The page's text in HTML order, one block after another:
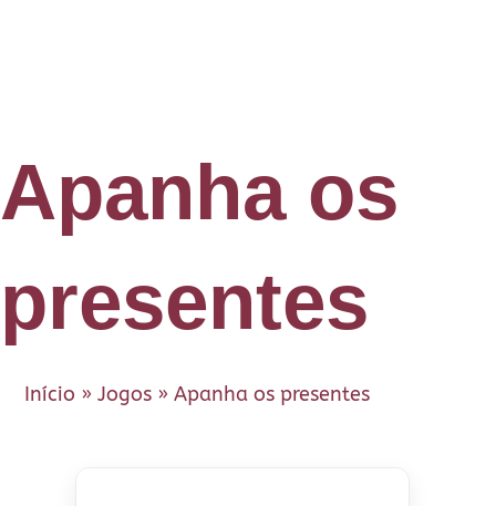
Apanha os
presentes
Início » Jogos» Apanha os presentes